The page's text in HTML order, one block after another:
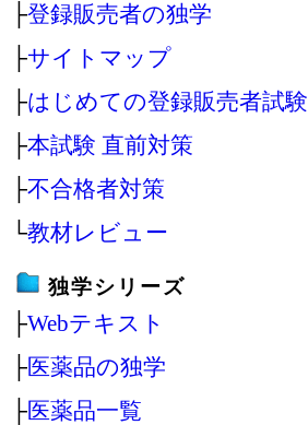
├登録販売者の独学
├サイトマップ
├はじめての登録販売者試験
├本試験 直前対策
├不合格者対策
└教材レビュー
独学シリーズ
├Webテキスト
├医薬品の独学
├医薬品一覧